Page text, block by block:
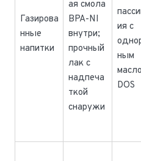
Газирова
нные
напитки
ая смола
BPA-NI
внутри;
прочный
лак с
надпеча
ткой
снаружи
ия с
ным
DOS